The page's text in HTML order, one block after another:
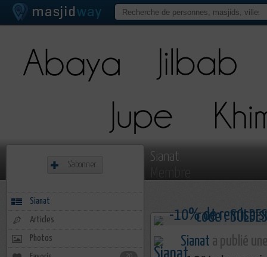
Sianat
Sianat a publié
S'abonner
Sianat
Articles
Photos